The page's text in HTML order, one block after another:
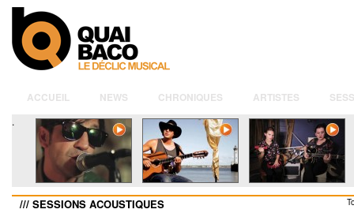
ACCUEIL NEWS CHRONIQUES ARTISTES
.
/// SESSIONS ACOUSTIQUES